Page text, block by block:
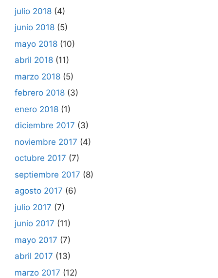
julio 2018 (4)
junio 2018 (5)
mayo 2018 (10)
abril 2018 (11)
marzo 2018 (5)
febrero 2018 (3)
enero 2018 (1)
diciembre 2017 (3)
noviembre 2017 (4)
octubre 2017 (7)
septiembre 2017 (8)
agosto 2017 (6)
julio 2017 (7)
junio 2017 (11)
mayo 2017 (7)
abril 2017 (13)
marzo 2017 (12)